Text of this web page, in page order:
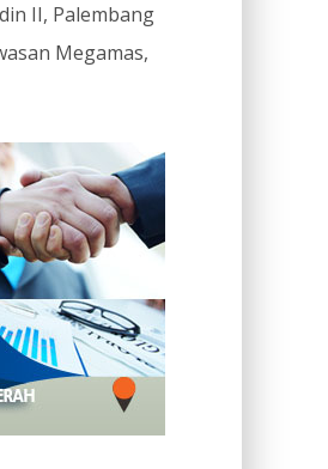
II, Palembang
Megamas,